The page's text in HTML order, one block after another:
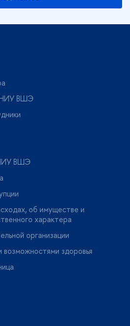
НИУ ВШЭ
ВШЭ
об имуществе и
характера
организации
здоровья